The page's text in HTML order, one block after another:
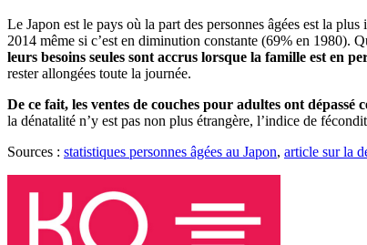
Le Japon est le pays où la part des personnes âgées est la
2014 même si c’est en diminution constante (69% en 1980).
leurs besoins seules sont accrus lorsque la famille est en
rester allongées toute la journée.
De ce fait, les ventes de couches pour adultes ont dépassé
la dénatalité n’y est pas non plus étrangère, l’indice de
Sources : statistiques personnes âgées au Japon, article sur la